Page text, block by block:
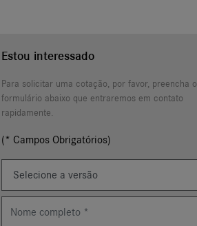
Estou interessado
Para solicitar uma cotação, por favor, preencha o
formulário abaixo que entraremos em contato
rapidamente.
(* Campos Obrigatórios)